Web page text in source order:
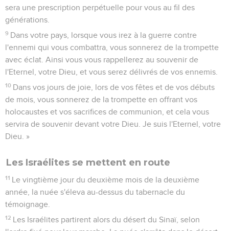
sera une prescription perpétuelle pour vous au fil des
générations.
9 Dans votre pays, lorsque vous irez à la guerre contre
l'ennemi qui vous combattra, vous sonnerez de la trompette
avec éclat. Ainsi vous vous rappellerez au souvenir de
l'Eternel, votre Dieu, et vous serez délivrés de vos ennemis.
10 Dans vos jours de joie, lors de vos fêtes et de vos débuts
de mois, vous sonnerez de la trompette en offrant vos
holocaustes et vos sacrifices de communion, et cela vous
servira de souvenir devant votre Dieu. Je suis l'Eternel, votre
Dieu. »
Les Israélites se mettent en route
11 Le vingtième jour du deuxième mois de la deuxième
année, la nuée s'éleva au-dessus du tabernacle du
témoignage.
12 Les Israélites partirent alors du désert du Sinaï, selon